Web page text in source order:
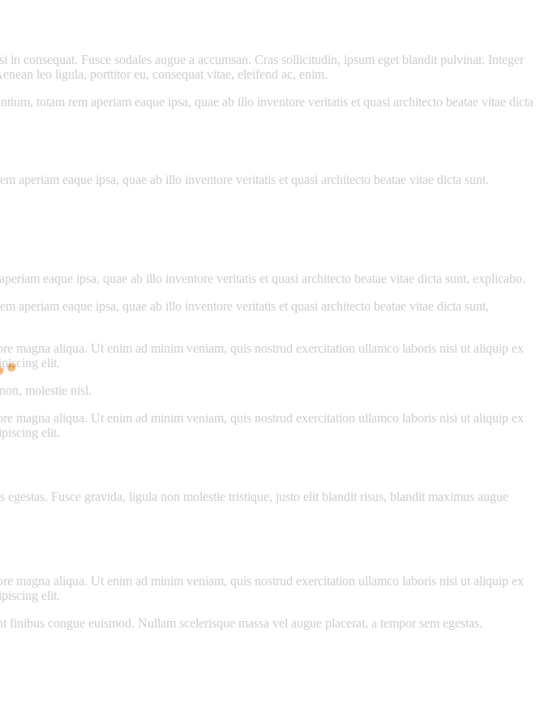
consequat. Fusce sodales augue a accumsan. Cras sollicitudin, ipsum eget blandit pulvinar. Integer
leo ligula, porttitor eu, consequat vitae, eleifend ac, enim.
totam rem aperiam eaque ipsa, quae ab illo inventore veritatis et quasi architecto beatae vitae dicta
aperiam eaque ipsa, quae ab illo inventore veritatis et quasi architecto beatae vitae dicta sunt.
eaque ipsa, quae ab illo inventore veritatis et quasi architecto beatae vitae dicta sunt, explicabo.
aperiam eaque ipsa, quae ab illo inventore veritatis et quasi architecto beatae vitae dicta sunt,
magna aliqua. Ut enim ad minim veniam, quis nostrud exercitation ullamco laboris nisi ut aliquip ex
elit.
molestie nisl.
magna aliqua. Ut enim ad minim veniam, quis nostrud exercitation ullamco laboris nisi ut aliquip ex
elit.
egestas. Fusce gravida, ligula non molestie tristique, justo elit blandit risus, blandit maximus augue
magna aliqua. Ut enim ad minim veniam, quis nostrud exercitation ullamco laboris nisi ut aliquip ex
elit.
congue euismod. Nullam scelerisque massa vel augue placerat, a tempor sem egestas.